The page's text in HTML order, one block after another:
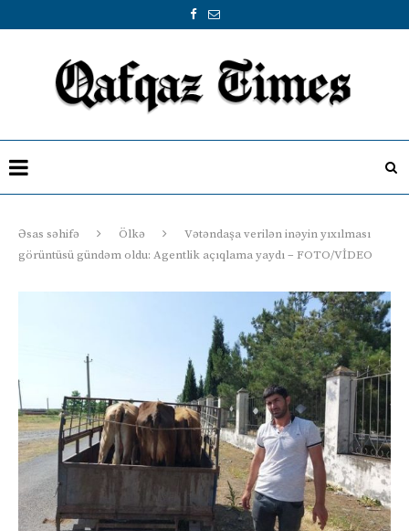
Əsas səhifə Ölkə
Vətəndaşa verilən inəyin yıxılması
görüntüsü gündəm oldu: Agentlik açıqlama yaydı – FOTO/VİDEO